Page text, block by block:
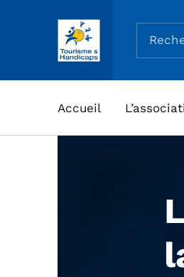
ASSOCIATION TOURISME ET HANDICAPS
Accueil